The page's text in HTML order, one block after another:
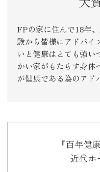
FPの家に住んで18年
験から皆様にアドバイ
いと健康はとても強い
かい家がもたらす身体
が健康である為のアド
『百年健
近代ホ